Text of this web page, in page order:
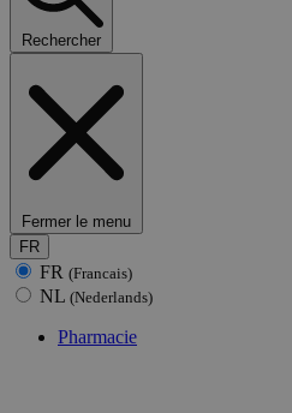
Rechercher
Fermer le menu
FR
FR (Francais)
NL (Nederlands)
Pharmacie